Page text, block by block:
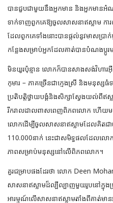
បានជួបជាមួយនឹងអ្នកមាន និងអ្នកមានអំណ
ទាក់ទាញពួកគេឱ្យចូលសាសនាឥស្លាម ក
ដែលពួកគេទាំងនោះបានផ្តល់នូវមាសប្រា
កន្លែងសម្រាប់អ្នកដែលគាត់បានបំណងប្តូ
មិនយូរប៉ុន្មាន លោកក៏បានសាងសង់វិហារអ៊ី
កុមារ – ភាគច្រើនជាក្មេងស្រី និងមនុស្ស
ប្រតិបត្តិថ្វាយបង្គំនិងសិក្សាស្វែងយល់ពីឥ
រីករាលដាលពាសពេញពិភពលោក ហើយម
លោកដើម្បីចូលសាសនាឥស្លាមដែលគិត
110.000នាក់ នេះជាសមិទ្ធផលដែល
ភាពសម្រាប់មនុស្សនៅលើពិភពលោក។
គួរជម្រាបផងដែរថា លោក Deen
សាសនាឥស្លាមដ៏ល្បីល្បាញមួយរូបនៅក្នុង
អារម្មណ៍លើសាសនាឥស្លាមតាំងពីគាត់មា